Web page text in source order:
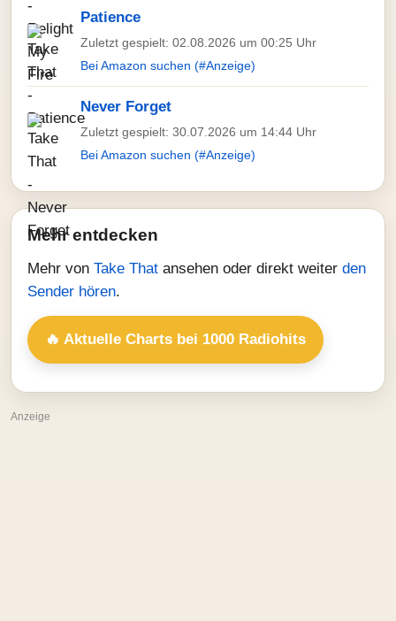
Patience
Zuletzt gespielt: 02.08.2026 um 00:25 Uhr
Bei Amazon suchen (#Anzeige)
Never Forget
Zuletzt gespielt: 30.07.2026 um 14:44 Uhr
Bei Amazon suchen (#Anzeige)
Mehr entdecken
Mehr von Take That ansehen oder direkt weiter den
Sender hören.
🔥 Aktuelle Charts bei 1000 Radiohits
Anzeige